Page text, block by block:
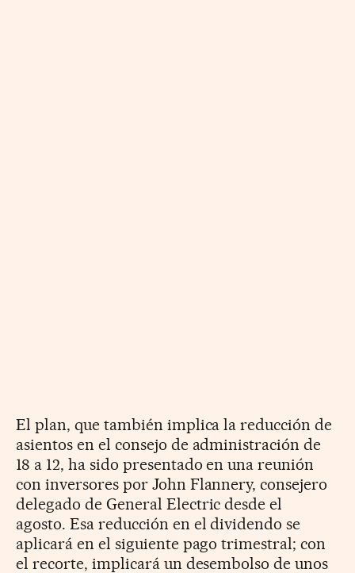
El plan, que también implica la reducción de
asientos en el consejo de administración de
18 a 12, ha sido presentado en una reunión
con inversores por John Flannery, consejero
delegado de General Electric desde el
agosto. Esa reducción en el dividendo se
aplicará en el siguiente pago trimestral; con
el recorte, implicará un desembolso de unos